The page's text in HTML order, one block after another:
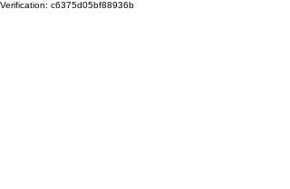
Verification: c6375d05bf88936b